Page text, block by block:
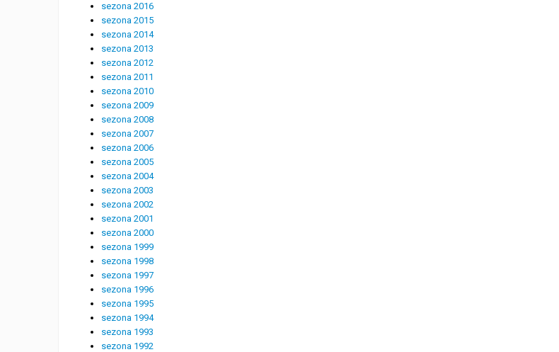
sezona 2016
sezona 2015
sezona 2014
sezona 2013
sezona 2012
sezona 2011
sezona 2010
sezona 2009
sezona 2008
sezona 2007
sezona 2006
sezona 2005
sezona 2004
sezona 2003
sezona 2002
sezona 2001
sezona 2000
sezona 1999
sezona 1998
sezona 1997
sezona 1996
sezona 1995
sezona 1994
sezona 1993
sezona 1992